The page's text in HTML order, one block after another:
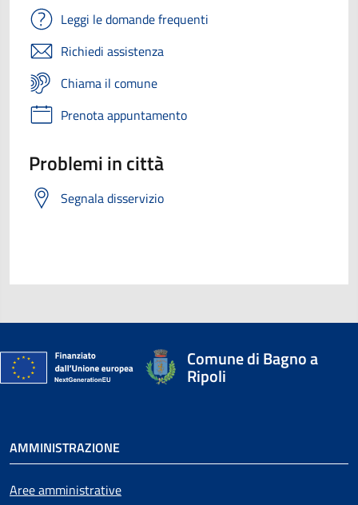
Leggi le domande frequenti
Richiedi assistenza
Chiama il comune
Prenota appuntamento
Problemi in città
Segnala disservizio
Comune di Bagno a
Ripoli
AMMINISTRAZIONE
Aree amministrative